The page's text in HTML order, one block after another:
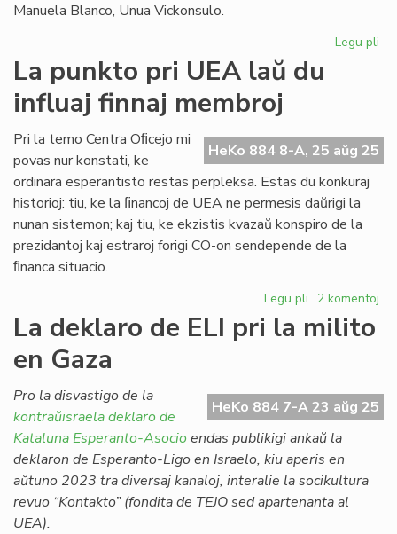
Manuela Blanco, Unua Vickonsulo.
Legu pli
La punkto pri UEA laŭ du
influaj finnaj membroj
HeKo 884 8-A, 25 aŭg 25
Pri la temo Centra Oﬁcejo mi
povas nur konstati, ke
ordinara esperantisto restas perpleksa. Estas du konkuraj
historioj: tiu, ke la ﬁnancoj de UEA ne permesis daŭrigi la
nunan sistemon; kaj tiu, ke ekzistis kvazaŭ konspiro de la
prezidantoj kaj estraroj forigi CO-on sendepende de la
ﬁnanca situacio.
Legu pli pri
punkto
laŭ
du
influaj
finnaj
membroj
2 komentoj
La deklaro de ELI pri la milito
en Gaza
HeKo 884 7-A 23 aŭg 25
Pro la disvastigo de la
kontraŭisraela deklaro de
Kataluna Esperanto-Asocioendas publikigi ankaŭ la
deklaron de Esperanto-Ligo en Israelo, kiu aperis en
aŭtuno 2023 tra diversaj kanaloj, interalie la socikultura
revuo “Kontakto” (fondita de TEJO sed apartenanta al
UEA).